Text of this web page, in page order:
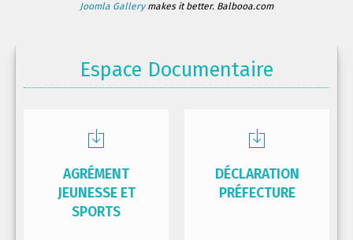
Joomla Gallerymakes it better. Balbooa.com
Espace Documentaire
AGRÉMENT
JEUNESSE ET
SPORTS
DÉCLARATION
PRÉFECTURE